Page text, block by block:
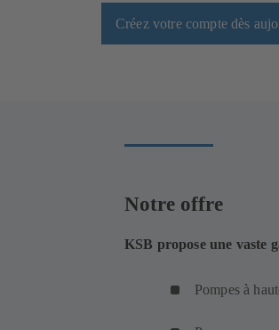
Créez votre compte dès
Notre offre
KSB propose une vaste
Pompes à